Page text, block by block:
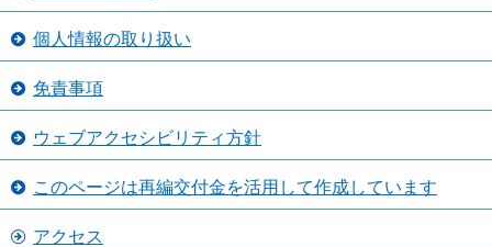
個人情報の取り扱い
免責事項
ウェブアクセシビリティ方針
このページは再編交付金を活用して作成しています
アクセス